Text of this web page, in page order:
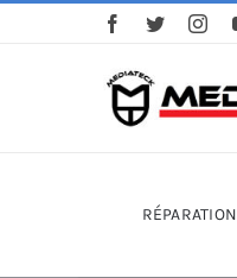
RÉPARATION